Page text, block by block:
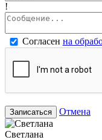
!
Согласен на
Записаться Отмена
Светлана